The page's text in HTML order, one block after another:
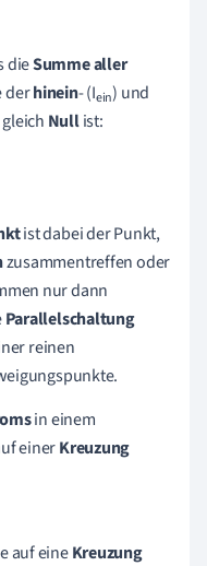
dieSummealler
derhinein- (Iein) und
Nullist:
ist dabei der Punkt,
zusammentreffen oder
nur dann
Parallelschaltung
reinen
in einem
einerKreuzung
auf eineKreuzung